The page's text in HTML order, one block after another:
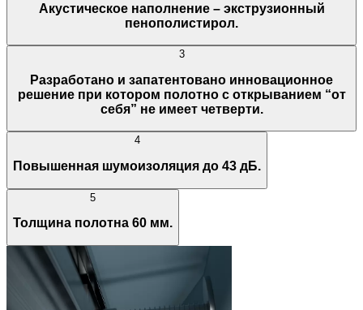
Акустическое наполнение – экструзионный
пенополистирол.
3
Разработано и запатентовано инновационное
решение при котором полотно с открыванием “от
себя” не имеет четверти.
4
Повышенная шумоизоляция до 43 дБ.
5
Толщина полотна 60 мм.